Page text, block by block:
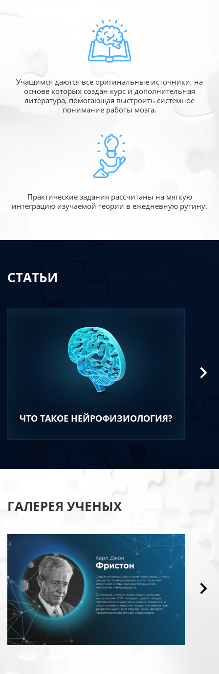
Учащимся даются все оригинальные источники, на
основе которых создан курс и дополнительная
литература, помогающая выстроить системное
понимание работы мозга.
Практические задания рассчитаны на мягкую
интеграцию изучаемой теории в ежедневную рутину.
СТАТЬИ
ЧТО ТАКОЕ НЕЙРОФИЗИОЛОГИЯ?
ГАЛЕРЕЯ УЧЕНЫХ